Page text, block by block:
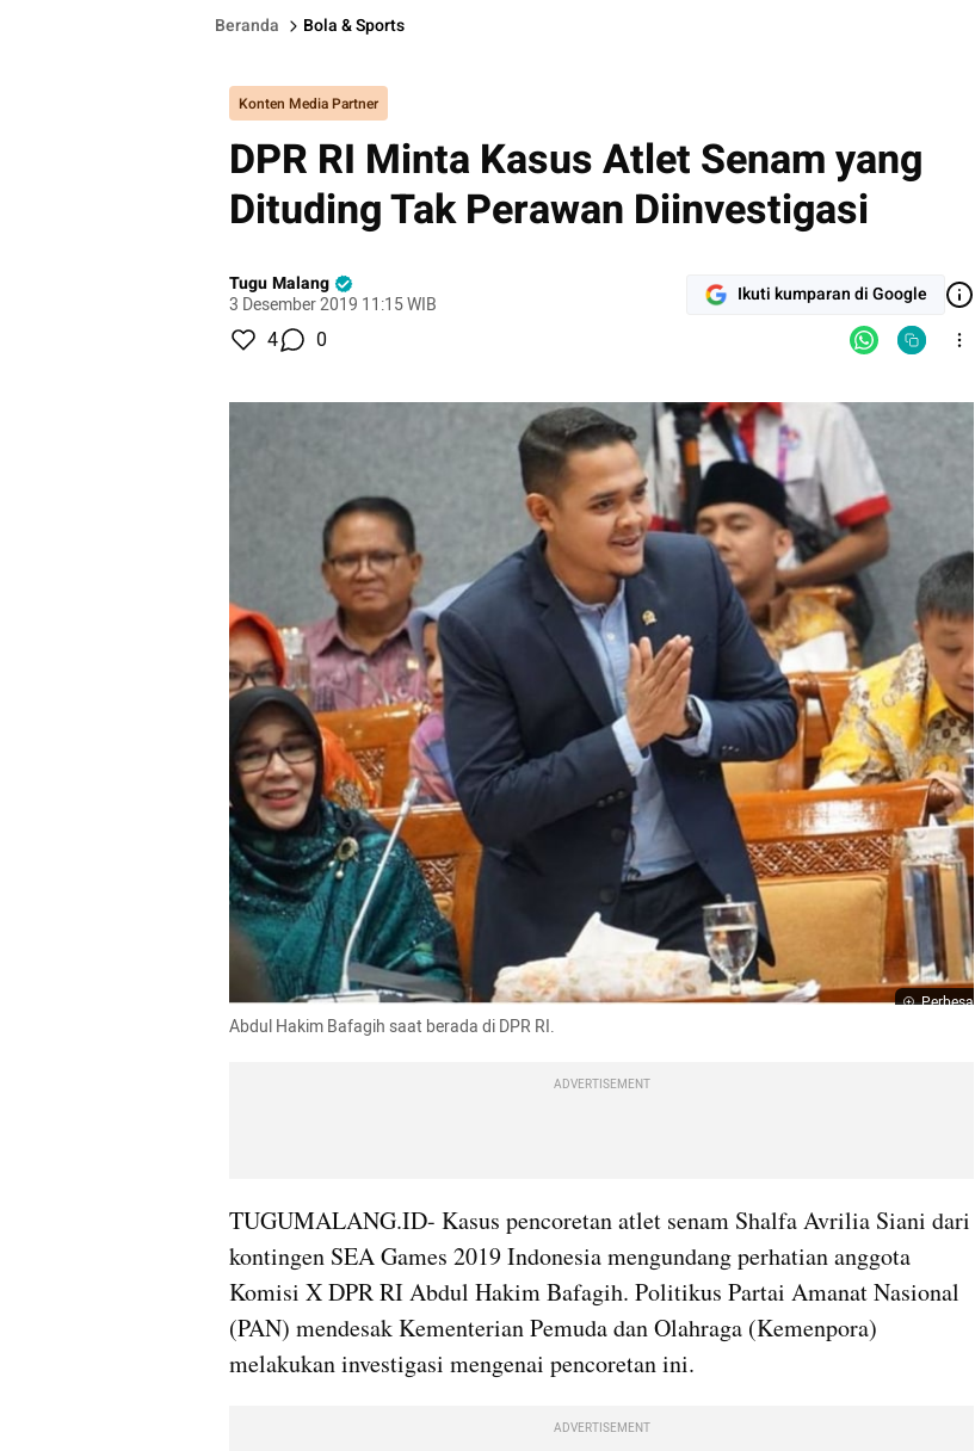
Beranda Bola & Sports
Konten Media Partner
DPR RI Minta Kasus Atlet Senam yang
Dituding Tak Perawan Diinvestigasi
Tugu Malang
3 Desember 2019 11:15 WIB
Ikuti kumparan di Google
4 0
Perbesar
Abdul Hakim Bafagih saat berada di DPR RI.
ADVERTISEMENT
TUGUMALANG.ID- Kasus pencoretan atlet senam Shalfa Avrilia Siani dari
kontingen SEA Games 2019 Indonesia mengundang perhatian anggota
Komisi X DPR RI Abdul Hakim Bafagih. Politikus Partai Amanat Nasional
(PAN) mendesak Kementerian Pemuda dan Olahraga (Kemenpora)
melakukan investigasi mengenai pencoretan ini.
ADVERTISEMENT